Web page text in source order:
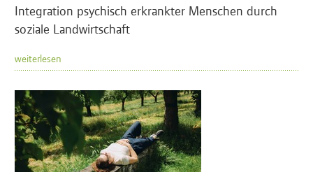
Integration psychisch erkrankter Menschen durch
soziale Landwirtschaft
weiterlesen